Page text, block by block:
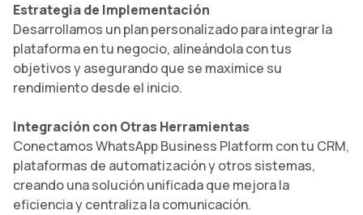
Estrategia de Implementación
Desarrollamos un plan personalizado para integrar la
plataforma en tu negocio, alineándola con tus
objetivos y asegurando que se maximice su
rendimiento desde el inicio.
Integración con Otras Herramientas
Conectamos WhatsApp Business Platform con tu CRM,
plataformas de automatización y otros sistemas,
creando una solución unificada que mejora la
eficiencia y centraliza la comunicación.